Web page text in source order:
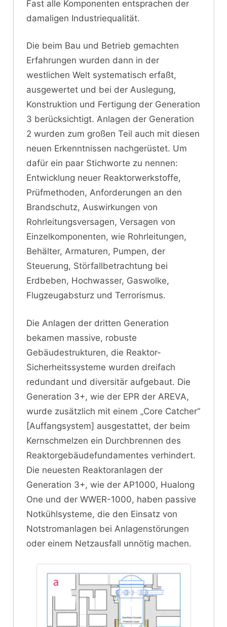
Fast alle Komponenten entsprachen der
damaligen Industriequalität.
Die beim Bau und Betrieb gemachten
Erfahrungen wurden dann in der
westlichen Welt systematisch erfaßt,
ausgewertet und bei der Auslegung,
Konstruktion und Fertigung der Generation
3 berücksichtigt. Anlagen der Generation
2 wurden zum großen Teil auch mit diesen
neuen Erkenntnissen nachgerüstet. Um
dafür ein paar Stichworte zu nennen:
Entwicklung neuer Reaktorwerkstoffe,
Prüfmethoden, Anforderungen an den
Brandschutz, Auswirkungen von
Rohrleitungsversagen, Versagen von
Einzelkomponenten, wie Rohrleitungen,
Behälter, Armaturen, Pumpen, der
Steuerung, Störfallbetrachtung bei
Erdbeben, Hochwasser, Gaswolke,
Flugzeugabsturz und Terrorismus.
Die Anlagen der dritten Generation
bekamen massive, robuste
Gebäudestrukturen, die Reaktor-
Sicherheitssysteme wurden dreifach
redundant und diversitär aufgebaut. Die
Generation 3+, wie der EPR der AREVA,
wurde zusätzlich mit einem „Core Catcher“
[Auffangsystem] ausgestattet, der beim
Kernschmelzen ein Durchbrennen des
Reaktorgebäudefundamentes verhindert.
Die neuesten Reaktoranlagen der
Generation 3+, wie der AP1000, Hualong
One und der WWER-1000, haben passive
Notkühlsysteme, die den Einsatz von
Notstromanlagen bei Anlagenstörungen
oder einem Netzausfall unnötig machen.